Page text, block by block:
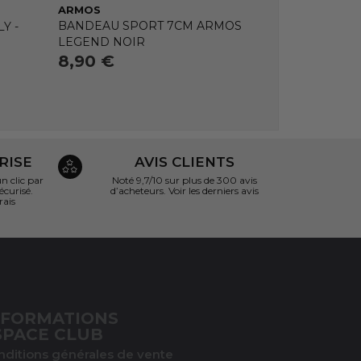
-
ARMOS
BANDEAU SPORT 7CM ARMOS
LEGEND NOIR
8,90 €
clic par
AVIS CLIENTS
Noté 9,7/10 sur plus de 300 avis
d’acheteurs.Voir les derniers avis
CLUB
générales de vente